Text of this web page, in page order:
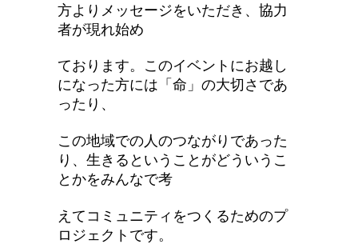
方よりメッセージをいただき、協力
者が現れ始め
ております。このイベントにお越し
になった方には「命」の大切さであ
ったり、
この地域での人のつながりであった
り、生きるということがどういうこ
とかをみんなで考
えてコミュニティをつくるためのプ
ロジェクトです。